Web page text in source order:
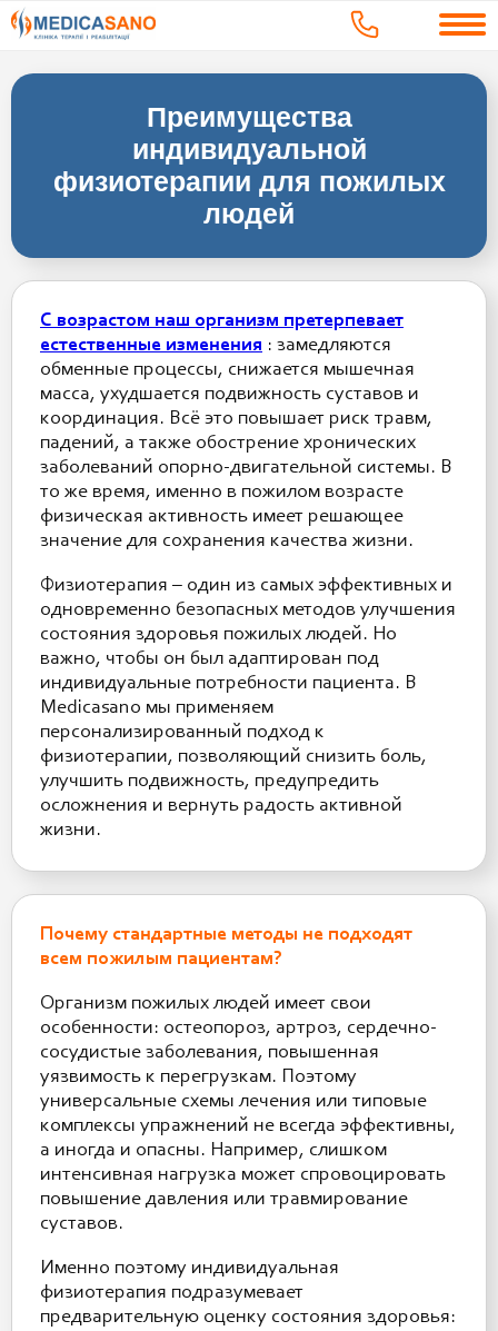
Преимущества
индивидуальной
физиотерапии для пожилых
людей
С возрастом наш организм претерпевает
естественные изменения : замедляются
обменные процессы, снижается мышечная
масса, ухудшается подвижность суставов и
координация. Всё это повышает риск травм,
падений, а также обострение хронических
заболеваний опорно-двигательной системы. В
то же время, именно в пожилом возрасте
физическая активность имеет решающее
значение для сохранения качества жизни.
Физиотерапия – один из самых эффективных и
одновременно безопасных методов улучшения
состояния здоровья пожилых людей. Но
важно, чтобы он был адаптирован под
индивидуальные потребности пациента. В
Medicasano мы применяем
персонализированный подход к
физиотерапии, позволяющий снизить боль,
улучшить подвижность, предупредить
осложнения и вернуть радость активной
жизни.
Почему стандартные методы не подходят
всем пожилым пациентам?
Организм пожилых людей имеет свои
особенности: остеопороз, артроз, сердечно-
сосудистые заболевания, повышенная
уязвимость к перегрузкам. Поэтому
универсальные схемы лечения или типовые
комплексы упражнений не всегда эффективны,
а иногда и опасны. Например, слишком
интенсивная нагрузка может спровоцировать
повышение давления или травмирование
суставов.
Именно поэтому индивидуальная
физиотерапия подразумевает
предварительную оценку состояния здоровья: